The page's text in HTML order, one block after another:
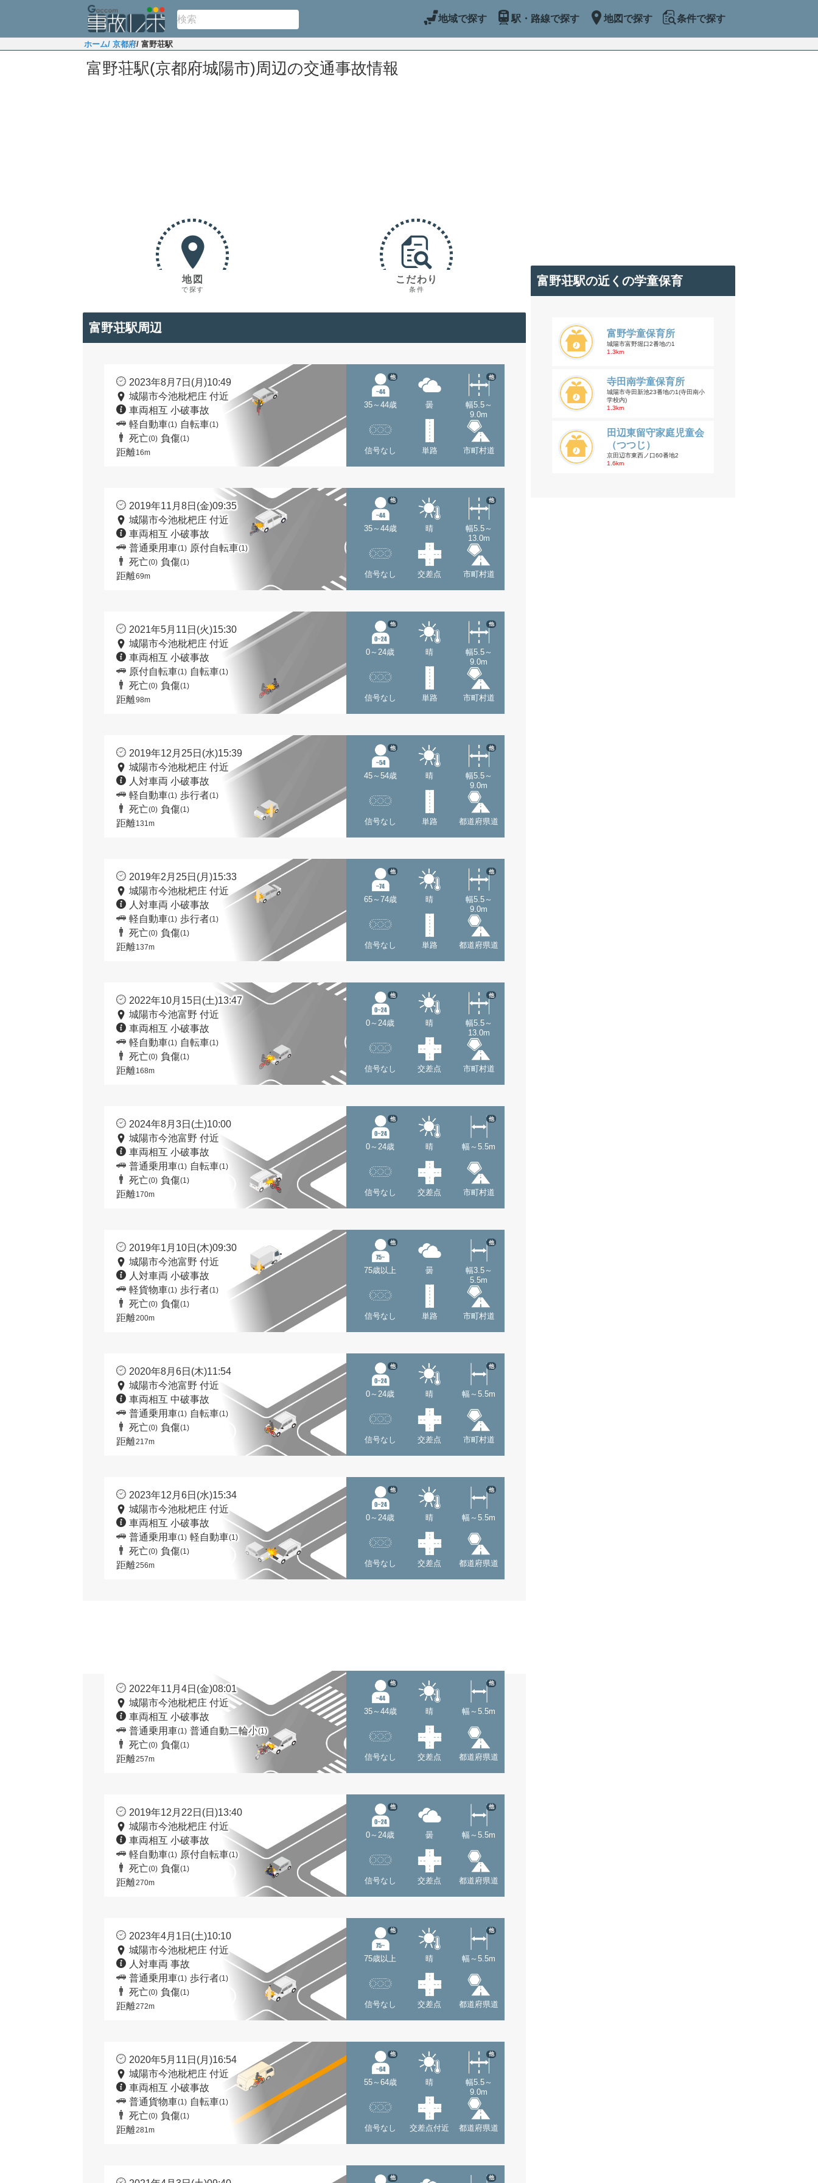
地域で探す 駅・路線で探す 地図で探す 条件で探す
ホーム/ 京都府/ 富野荘駅
富野荘駅(京都府城陽市)周辺の交通事故情報
地図
で探す
こだわり
条件
富野荘駅周辺
2023年8月7日(月)10:49
城陽市今池枇杷庄 付近
車両相互 小破事故
軽自動車(1) 自転車(1)
死亡(0) 負傷(1)
距離16m
35～44歳
他
曇
幅5.5～
9.0m
他
信号なし 単路 市町村道
2019年11月8日(金)09:35
城陽市今池枇杷庄 付近
車両相互 小破事故
普通乗用車(1) 原付自転車(1)
死亡(0) 負傷(1)
距離69m
35～44歳
他
晴
幅5.5～
13.0m
他
信号なし 交差点 市町村道
2021年5月11日(火)15:30
城陽市今池枇杷庄 付近
車両相互 小破事故
原付自転車(1) 自転車(1)
死亡(0) 負傷(1)
距離98m
0～24歳
他
晴
幅5.5～
9.0m
他
信号なし 単路 市町村道
2019年12月25日(水)15:39
城陽市今池枇杷庄 付近
人対車両 小破事故
軽自動車(1) 歩行者(1)
死亡(0) 負傷(1)
距離131m
45～54歳
他
晴
幅5.5～
9.0m
他
信号なし 単路 都道府県道
2019年2月25日(月)15:33
城陽市今池枇杷庄 付近
人対車両 小破事故
軽自動車(1) 歩行者(1)
死亡(0) 負傷(1)
距離137m
65～74歳
他
晴
幅5.5～
9.0m
他
信号なし 単路 都道府県道
2022年10月15日(土)13:47
城陽市今池富野 付近
車両相互 小破事故
軽自動車(1) 自転車(1)
死亡(0) 負傷(1)
距離168m
0～24歳
他
晴
幅5.5～
13.0m
他
信号なし 交差点 市町村道
2024年8月3日(土)10:00
城陽市今池富野 付近
車両相互 小破事故
普通乗用車(1) 自転車(1)
死亡(0) 負傷(1)
距離170m
0～24歳
他
晴 幅～5.5m
他
信号なし 交差点 市町村道
2019年1月10日(木)09:30
城陽市今池富野 付近
人対車両 小破事故
軽貨物車(1) 歩行者(1)
死亡(0) 負傷(1)
距離200m
75歳以上
他
曇
幅3.5～
5.5m
他
信号なし 単路 市町村道
2020年8月6日(木)11:54
城陽市今池富野 付近
車両相互 中破事故
普通乗用車(1) 自転車(1)
死亡(0) 負傷(1)
距離217m
0～24歳
他
晴 幅～5.5m
他
信号なし 交差点 市町村道
2023年12月6日(水)15:34
城陽市今池枇杷庄 付近
車両相互 小破事故
普通乗用車(1) 軽自動車(1)
死亡(0) 負傷(1)
距離256m
0～24歳
他
晴 幅～5.5m
他
信号なし 交差点 都道府県道
2022年11月4日(金)08:01
城陽市今池枇杷庄 付近
車両相互 小破事故
普通乗用車(1) 普通自動二輪小(1)
死亡(0) 負傷(1)
距離257m
35～44歳
他
晴 幅～5.5m
他
信号なし 交差点 都道府県道
2019年12月22日(日)13:40
城陽市今池枇杷庄 付近
車両相互 小破事故
軽自動車(1) 原付自転車(1)
死亡(0) 負傷(1)
距離270m
0～24歳
他
曇 幅～5.5m
他
信号なし 交差点 都道府県道
2023年4月1日(土)10:10
城陽市今池枇杷庄 付近
人対車両 事故
普通乗用車(1) 歩行者(1)
死亡(0) 負傷(1)
距離272m
75歳以上
他
晴 幅～5.5m
他
信号なし 交差点 都道府県道
2020年5月11日(月)16:54
城陽市今池枇杷庄 付近
車両相互 小破事故
普通貨物車(1) 自転車(1)
死亡(0) 負傷(1)
距離281m
55～64歳
他
晴
幅5.5～
9.0m
他
信号なし 交差点付近 都道府県道
他 他
富野荘駅の近くの学童保育
富野学童保育所
城陽市富野堀口2番地の1
1.3km
寺田南学童保育所
城陽市寺田新池23番地の1(寺田南小
学校内)
1.3km
田辺東留守家庭児童会
（つつじ）
京田辺市東西ノ口60番地2
1.6km